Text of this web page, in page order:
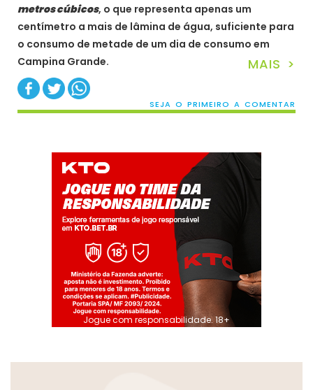
metros cúbicos, o que representa apenas um
centímetro a mais de lâmina de água, suficiente para
o consumo de metade de um dia de consumo em
Campina Grande.
MAIS >
SEJA O PRIMEIRO A COMENTAR
Jogue com responsabilidade. 18+